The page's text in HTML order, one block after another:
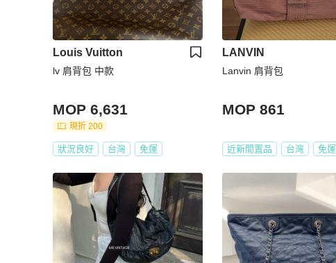
Louis Vuitton
lv 肩背包 中款
MOP 6,631
現折 200
狀況良好 台灣 免運
LANVIN
Lanvin 肩背包
MOP 861
近新閒置品 台灣 免運